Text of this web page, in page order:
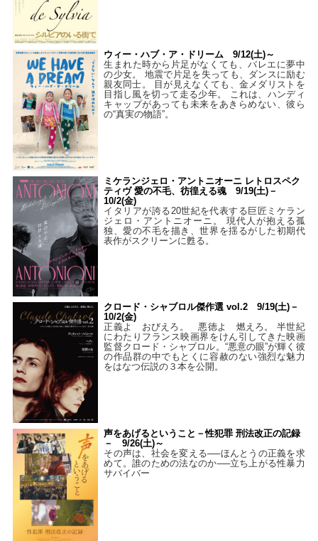
ウィー・ハブ・ア・ドリーム 9/12(土)～
生まれた時から片足がなくても、バレエに夢中
の少女。 地震で片足を失っても、ダンスに励む
親友同士。 目が見えなくても、金メダリストを
目指し風を切って走る少年。 これは、ハンディ
キャップがあっても未来をあきらめない、彼ら
の“真実の物語”。
ミケランジェロ・アントニオーニ レトロスペク
ティヴ 愛の不毛、彷徨える魂 9/19(土)－
10/2(金)
イタリアが誇る20世紀を代表する巨匠ミケラン
ジェロ・アントニオーニ。 現代人が抱える孤
独、愛の不毛を描き、世界を揺るがした初期代
表作がスクリーンに甦る。
クロード・シャブロル傑作選 vol.2 9/19(土)－
10/2(金)
正義よ おびえろ。 悪徳よ 燃えろ。 半世紀
にわたりフランス映画界をけん引してきた映画
監督クロード・シャブロル。“悪意の眼”が輝く彼
の作品群の中でもとくに容赦のない強烈な魅力
をはなつ伝説の３本を公開。
声をあげるということ－性犯罪 刑法改正の記録
－ 9/26(土)～
その声は、社会を変える──ほんとうの正義を求
めて。誰のための法なのか──立ち上がる性暴力
サバイバー